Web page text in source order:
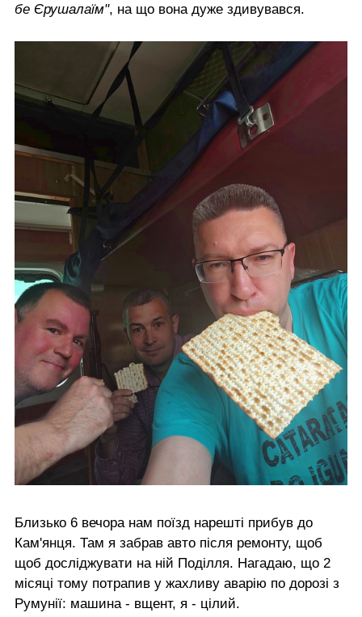
бе Єрушалаїм", на що вона дуже здивувався.
Близько 6 вечора нам поїзд нарешті прибув до
Кам'янця. Там я забрав авто після ремонту, щоб
щоб досліджувати на ній Поділля. Нагадаю, що 2
місяці тому потрапив у жахливу аварію по дорозі з
Румунії: машина - вщент, я - цілий.